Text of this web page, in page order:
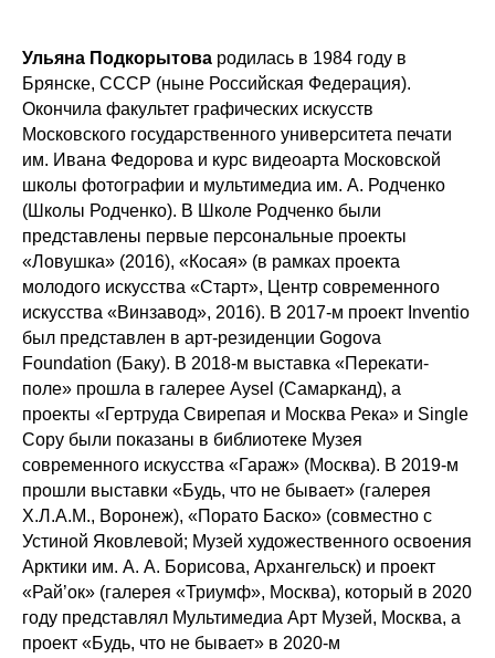
Ульяна Подкорытова родилась в 1984 году в
Брянске, СССР (ныне Российская Федерация).
Окончила факультет графических искусств
Московского государственного университета печати
им. Ивана Федорова и курс видеоарта Московской
школы фотографии и мультимедиа им. А. Родченко
(Школы Родченко). В Школе Родченко были
представлены первые персональные проекты
«Ловушка» (2016), «Косая» (в рамках проекта
молодого искусства «Старт», Центр современного
искусства «Винзавод», 2016). В 2017-м проект Inventio
был представлен в арт-резиденции Gogova
Foundation (Баку). В 2018-м выставка «Перекати-
поле» прошла в галерее Aysel (Самарканд), а
проекты «Гертруда Свирепая и Москва Река» и Single
Copy были показаны в библиотеке Музея
современного искусства «Гараж» (Москва). В 2019-м
прошли выставки «Будь, что не бывает» (галерея
Х.Л.А.М., Воронеж), «Порато Баско» (совместно с
Устиной Яковлевой; Музей художественного освоения
Арктики им. А. А. Борисова, Архангельск) и проект
«Рай’ок» (галерея «Триумф», Москва), который в 2020
году представлял Мультимедиа Арт Музей, Москва, а
проект «Будь, что не бывает» в 2020-м